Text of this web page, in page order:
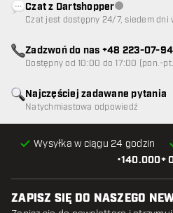
•140.000+
Wysyłka w ciągu 24 godzin
Najczęściej zadawane pytania
Natychmiastowa odpowiedź
Czat z DartshopperObsługa
Czat jest dostępny 24/7, siedem dni
Zadzwoń do nas +48 223-07-
Dostępny od 10:00 do 17:00 (pon.-pt.)
ZAPISZ SIĘ DO NASZEGO